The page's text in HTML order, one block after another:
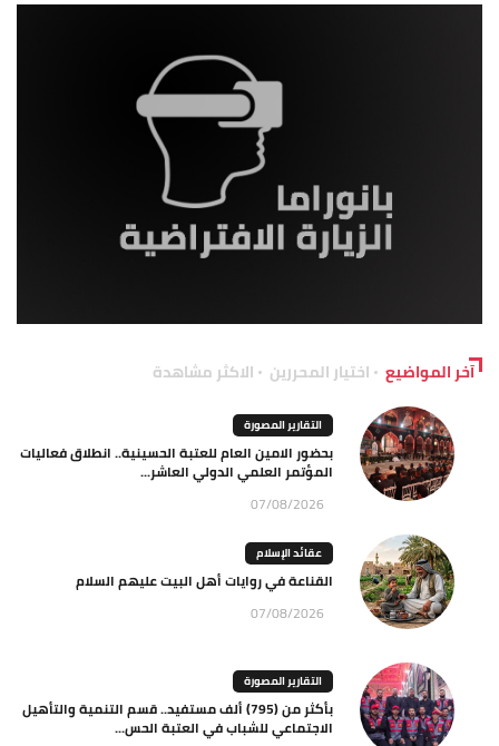
آخر المواضيع اختيار المحررين الاكثر مشاهدة
التقارير المصورة
بحضور الامين العام للعتبة الحسينية.. انطلاق فعاليات
المؤتمر العلمي الدولي العاشر...
07/08/2026
عقائد الإسلام
القناعة في روايات أهل البيت عليهم السلام
07/08/2026
التقارير المصورة
بأكثر من (795) ألف مستفيد.. قسم التنمية والتأهيل
الاجتماعي للشباب في العتبة الحس...